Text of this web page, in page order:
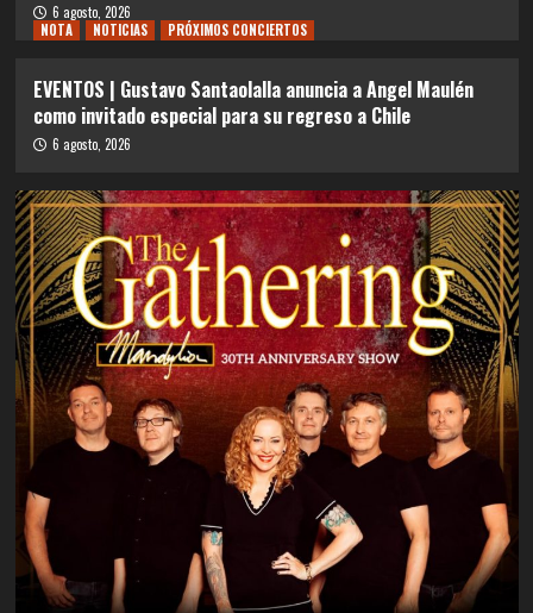
6 agosto, 2026
NOTA
NOTICIAS PRÓXIMOS CONCIERTOS
EVENTOS | Gustavo Santaolalla anuncia a Angel Maulén
como invitado especial para su regreso a Chile
6 agosto, 2026